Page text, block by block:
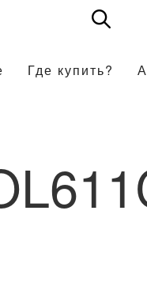
Где купить?